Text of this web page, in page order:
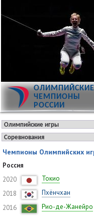
ОЛИМПИЙСКИЕ
ЧЕМПИОНЫ
РОССИИ
Чемпионы Олимпийских
Россия
2020
Токио
2018
Пхёнчхан
2016
Рио-де-Жанейро